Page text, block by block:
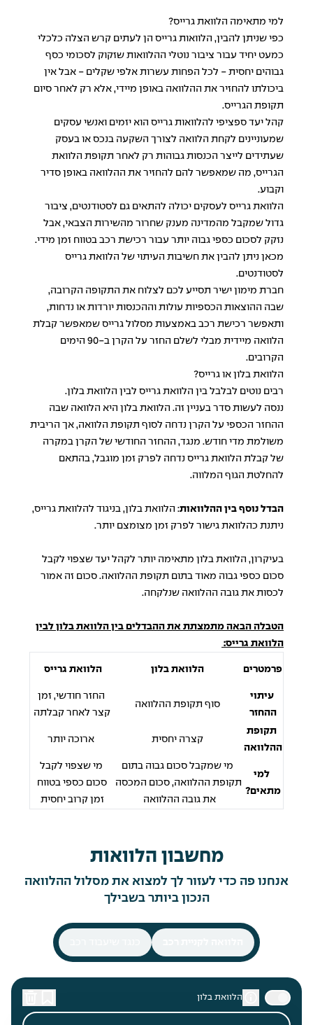
למי מתאימה הלוואת גרייס?
כפי שניתן להבין, הלוואות גרייס הן לעתים קרש הצלה כלכלי
כמעט יחיד עבור ציבור נוטלי ההלוואות שזקוק לסכומי כסף
גבוהים יחסית - לכל הפחות עשרות אלפי שקלים - אבל אין
ביכולתו להחזיר את ההלוואה באופן מיידי, אלא רק לאחר סיום
תקופת הגרייס.
קהל יעד ספציפי להלוואות גרייס הוא יזמים ואנשי עסקים
שמעוניינים לקחת הלוואה לצורך השקעה בנכס או בעסק
שעתידים לייצר הכנסות גבוהות רק לאחר תקופת הלוואת
הגרייס, מה שמאפשר להם להחזיר את ההלוואה באופן סדיר
וקבוע.
הלוואת גרייס לעסקים יכולה להתאים גם לסטודנטים, ציבור
גדול שמקבל מהמדינה מענק שחרור מהשירות הצבאי, אבל
נזקק לסכום כספי גבוה יותר עבור רכישת רכב בטווח זמן מידי.
מכאן ניתן להבין את חשיבות העיתוי של הלוואת גרייס
לסטודנטים.
חברת מימון ישיר תסייע לכם לצלוח את התקופה הקרובה,
שבה ההוצאות הכספיות עולות וההכנסות יורדות או נדחות,
ותאפשר רכישת רכב באמצעות מסלול גרייס שמאפשר קבלת
הלוואה מיידית
מבלי לשלם החזר על הקרן ב-90 הימים
הקרובים.
הלוואת בלון או גרייס?
רבים נוטים לבלבל בין הלוואת גרייס לבין הלוואת בלון.
ננסה לעשות סדר בעניין זה. הלוואת בלון היא הלוואה שבה
ההחזר הכספי על הקרן נדחה לסוף תקופת הלוואה, אך הריבית
משולמת מדי חודש. מנגד, ההחזר החודשי של הקרן במקרה
של קבלת הלוואת גרייס נדחה לפרק זמן מוגבל, בהתאם
להחלטת הגוף המלווה.
הבדל נוסף בין ההלוואות: הלוואת בלון, בניגוד להלוואת גרייס,
ניתנת כהלוואת גישור לפרק זמן מצומצם יותר.
בעיקרון, הלוואת בלון מתאימה יותר לקהל יעד שצפוי לקבל
סכום כספי גבוה מאוד בתום תקופת ההלוואה. סכום זה אמור
לכסות את גובה ההלוואה שנלקחה.
הטבלה הבאה מתמצתת את ההבדלים בין הלוואת בלון לבין
הלוואת גרייס:
פרמטרים הלוואת בלון הלוואת גרייס
עיתוי
ההחזר
סוף תקופת ההלוואה
החזר חודשי, זמן
קצר לאחר קבלתה
תקופת
ההלוואה
קצרה יחסית ארוכה יותר
למי
מתאים?
מי שמקבל סכום גבוה בתום
תקופת ההלוואה, סכום המכסה
את גובה ההלוואה
מי שצפוי לקבל
סכום כספי בטווח
זמן קרוב יחסית
מחשבון הלוואות
אנחנו פה כדי לעזור לך למצוא את מסלול ההלוואה
הנכון ביותר בשבילך
הלוואת בלון